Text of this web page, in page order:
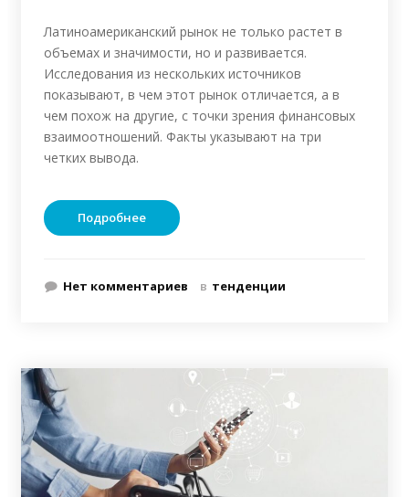
Латиноамериканский рынок не только растет в
объемах и значимости, но и развивается.
Исследования из нескольких источников
показывают, в чем этот рынок отличается, а в
чем похож на другие, с точки зрения финансовых
взаимоотношений. Факты указывают на три
четких вывода.
Подробнее
Нет комментариев в тенденции